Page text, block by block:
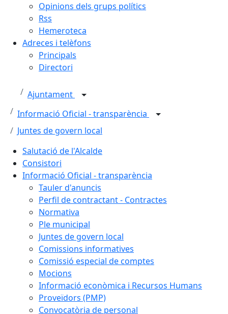
Opinions dels grups polítics
Rss
Hemeroteca
Adreces i telèfons
Principals
Directori
Ajuntament
Informació Oficial - transparència
Juntes de govern local
Salutació de l'Alcalde
Consistori
Informació Oficial - transparència
Tauler d'anuncis
Perfil de contractant - Contractes
Normativa
Ple municipal
Juntes de govern local
Comissions informatives
Comissió especial de comptes
Mocions
Informació econòmica i Recursos Humans
Proveïdors (PMP)
Convocatòria de personal